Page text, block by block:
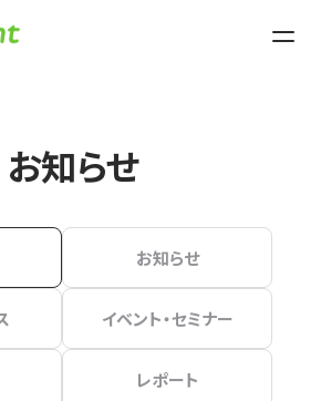
お知らせ
お知らせ
イベント・セミナー
レポート